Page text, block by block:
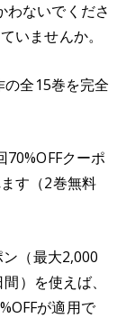
わないでくださ
いませんか。
全15巻を完全
クーポ
す（2巻無料
（最大2,000
）を使えば、
が適用で